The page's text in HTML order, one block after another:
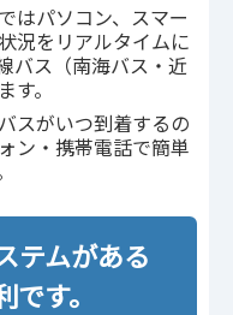
はパソコン、スマー
況をリアルタイムに
バス（南海バス・近
。
スがいつ到着するの
ン・携帯電話で簡単
テムがある
す。